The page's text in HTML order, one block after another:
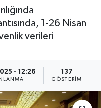
1-26 Nisan
verileri
- 12:26 137
GÖSTERIM